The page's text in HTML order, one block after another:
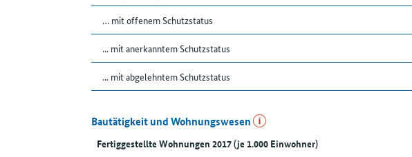
… mit offenem Schutzstatus
... mit anerkanntem Schutzstatus
... mit abgelehntem Schutzstatus
Bautätigkeit und Wohnungswesen
Fertiggestellte Wohnungen 2017 (je 1.000 Einwohner)